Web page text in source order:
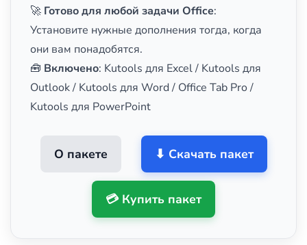
🚀 Готово для любой задачи Office:
Установите нужные дополнения тогда, когда
они вам понадобятся.
🧰 Включено: Kutools для Excel / Kutools для
Outlook / Kutools для Word / Office Tab Pro /
Kutools для PowerPoint
О пакете ⬇ Скачать пакет
💳 Купить пакет